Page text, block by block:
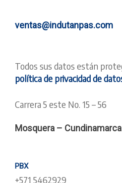
ventas@indutanpas.com
Todos sus datos están
política de privacidad de
Carrera 5 este No. 15 – 56
Mosquera –
PBX
+571 5462929